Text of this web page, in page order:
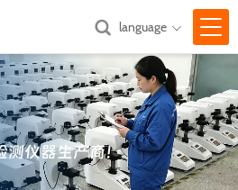


language 
测仪器生产商！